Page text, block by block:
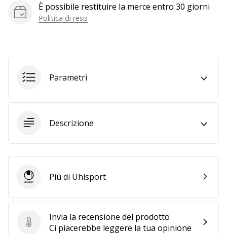
Fa’
che
Unisciti
tutti gli
È possibile restituire la merce entro 30 giorni
Politica di reso
Parametri
Descrizione
Invia la recensione del prodotto
Invia la recensione del prodotto
Ci piacerebbe leggere la tua opinione
UhlsportPiù di Uhlsport